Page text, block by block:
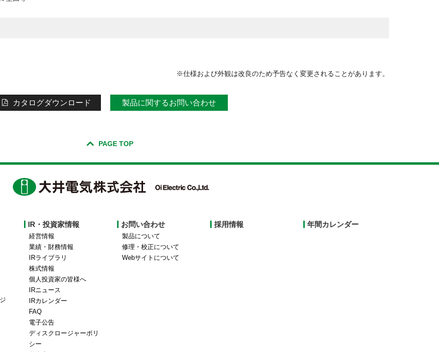
※仕様および外観は改良のため予告なく変更されることがあります。
カタログダウンロード 製品に関するお問い合わせ
PAGE TOP
IR・投資家情報
経営情報
業績・財務情報
IRライブラリ
株式情報
個人投資家の皆様へ
IRニュース
IRカレンダー
FAQ
電子公告
ディスクロージャーポリ
シー
お問い合わせ
製品について
修理・校正について
Webサイトについて
採用情報 年間カレンダー